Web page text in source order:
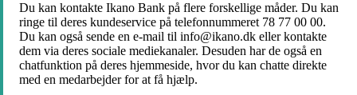
Du kan kontakte Ikano Bank på flere forskellige måder. Du kan
ringe til deres kundeservice på telefonnummeret 78 77 00 00.
Du kan også sende en e-mail til info@ikano.dk eller kontakte
dem via deres sociale mediekanaler. Desuden har de også en
chatfunktion på deres hjemmeside, hvor du kan chatte direkte
med en medarbejder for at få hjælp.